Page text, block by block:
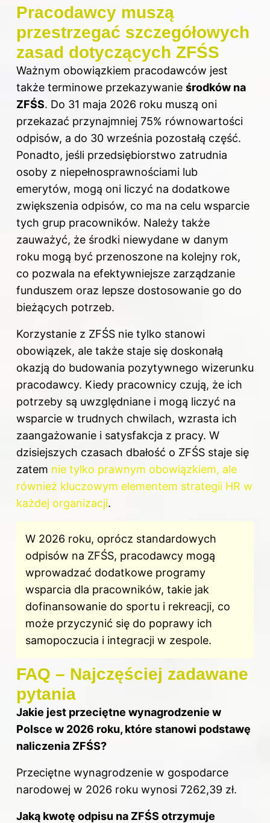
Pracodawcy muszą
przestrzegać szczegółowych
zasad dotyczących ZFŚS
Ważnym obowiązkiem pracodawców jest
także terminowe przekazywanie środków na
ZFŚS. Do 31 maja 2026 roku muszą oni
przekazać przynajmniej 75% równowartości
odpisów, a do 30 września pozostałą część.
Ponadto, jeśli przedsiębiorstwo zatrudnia
osoby z niepełnosprawnościami lub
emerytów, mogą oni liczyć na dodatkowe
zwiększenia odpisów, co ma na celu wsparcie
tych grup pracowników. Należy także
zauważyć, że środki niewydane w danym
roku mogą być przenoszone na kolejny rok,
co pozwala na efektywniejsze zarządzanie
funduszem oraz lepsze dostosowanie go do
bieżących potrzeb.
Korzystanie z ZFŚS nie tylko stanowi
obowiązek, ale także staje się doskonałą
okazją do budowania pozytywnego wizerunku
pracodawcy. Kiedy pracownicy czują, że ich
potrzeby są uwzględniane i mogą liczyć na
wsparcie w trudnych chwilach, wzrasta ich
zaangażowanie i satysfakcja z pracy. W
dzisiejszych czasach dbałość o ZFŚS staje się
zatem nie tylko prawnym obowiązkiem, ale
również kluczowym elementem strategii HR w
każdej organizacji.
W 2026 roku, oprócz standardowych
odpisów na ZFŚS, pracodawcy mogą
wprowadzać dodatkowe programy
wsparcia dla pracowników, takie jak
dofinansowanie do sportu i rekreacji, co
może przyczynić się do poprawy ich
samopoczucia i integracji w zespole.
FAQ – Najczęściej zadawane
pytania
Jakie jest przeciętne wynagrodzenie w
Polsce w 2026 roku, które stanowi podstawę
naliczenia ZFŚS?
Przeciętne wynagrodzenie w gospodarce
narodowej w 2026 roku wynosi 7262,39 zł.
Jaką kwotę odpisu na ZFŚS otrzymuje